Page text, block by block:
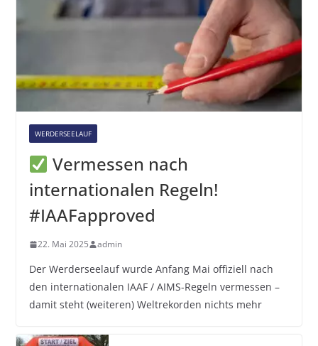
WERDERSEELAUF
Vermessen nach
internationalen Regeln!
#IAAFapproved
22. Mai 2025 admin
Der Werderseelauf wurde Anfang Mai offiziell nach
den internationalen IAAF / AIMS-Regeln vermessen –
damit steht (weiteren) Weltrekorden nichts mehr